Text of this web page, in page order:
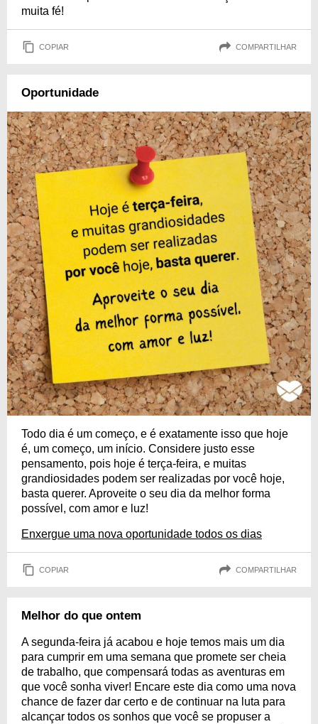
muita fé!
COPIAR COMPARTILHAR
Oportunidade
Todo dia é um começo, e é exatamente isso que hoje
é, um começo, um início. Considere justo esse
pensamento, pois hoje é terça-feira, e muitas
grandiosidades podem ser realizadas por você hoje,
basta querer. Aproveite o seu dia da melhor forma
possível, com amor e luz!
Enxergue uma nova oportunidade todos os dias
COPIAR COMPARTILHAR
Melhor do que ontem
A segunda-feira já acabou e hoje temos mais um dia
para cumprir em uma semana que promete ser cheia
de trabalho, que compensará todas as aventuras em
que você sonha viver! Encare este dia como uma nova
chance de fazer dar certo e de continuar na luta para
alcançar todos os sonhos que você se propuser a